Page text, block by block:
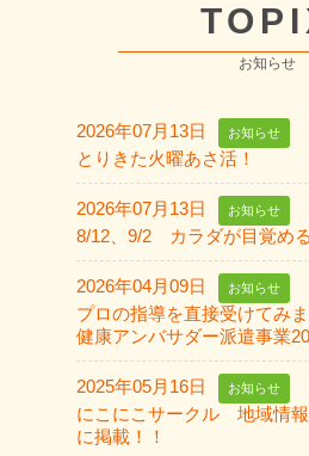
お知らせ
2026年07月13日 お知らせ
とりきた火曜あさ活！
2026年07月13日 お知らせ
8/12、9/2 カラダが目覚め
2026年04月09日 お知らせ
プロの指導を直接受けてみ
健康アンバサダー派遣事業
2025年05月16日 お知らせ
にこにこサークル 地域情報
に掲載！！